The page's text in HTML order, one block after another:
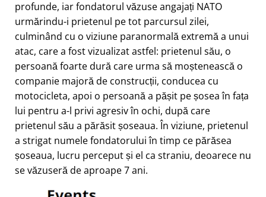
profunde, iar fondatorul văzuse angajați NATO
urmărindu-i prietenul pe tot parcursul zilei,
culminând cu o viziune paranormală extremă a unui
atac, care a fost vizualizat astfel: prietenul său, o
persoană foarte dură care urma să moștenească o
companie majoră de construcții, conducea cu
motocicleta, apoi o persoană a pășit pe șosea în fața
lui pentru a-l privi agresiv în ochi, după care
prietenul său a părăsit șoseaua. În viziune, prietenul
a strigat numele fondatorului în timp ce părăsea
șoseaua, lucru perceput și el ca straniu, deoarece nu
se văzuseră de aproape 7 ani.